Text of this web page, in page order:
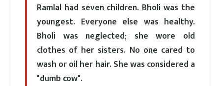
Ramlal had seven children. Bholi was the
youngest. Everyone else was healthy.
Bholi was neglected; she wore old
clothes of her sisters. No one cared to
wash or oil her hair. She was considered a
"dumb cow".